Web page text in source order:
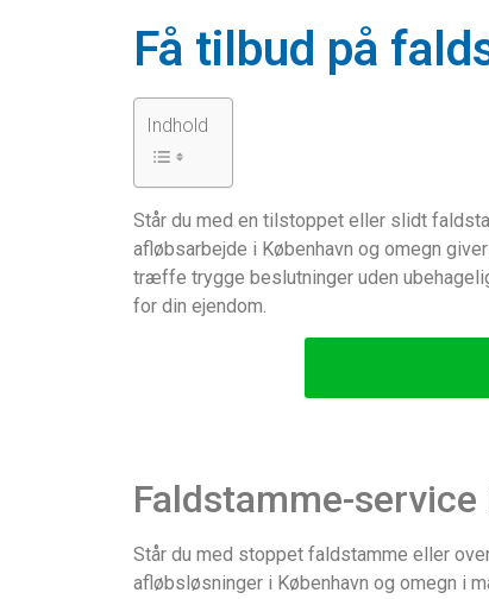
Få tilbud på
Indhold
Står du med en tilstoppet eller slidt
afløbsarbejde i København og omegn
træffe trygge beslutninger uden
for din ejendom.
Faldstamme-
Står du med stoppet faldstamme eller
afløbsløsninger i København og omegn i